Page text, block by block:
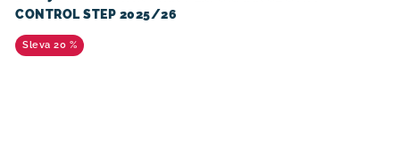
CONTROL STEP 2025/26
20 %